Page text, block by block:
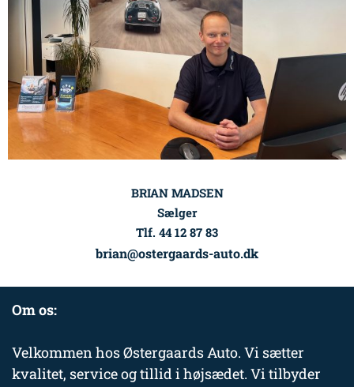
BRIAN MADSEN
Sælger
Tlf. 44 12 87 83
brian@ostergaards-auto.dk
Om os:
Velkommen hos Østergaards Auto. Vi sætter
kvalitet, service og tillid i højsædet. Vi tilbyder